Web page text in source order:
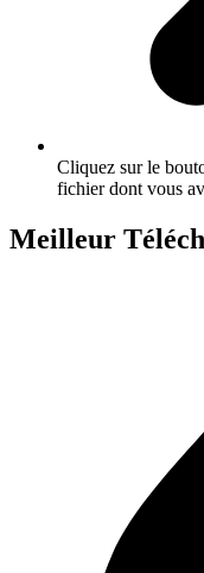
Cliquez sur le
fichier dont vous
Meilleur